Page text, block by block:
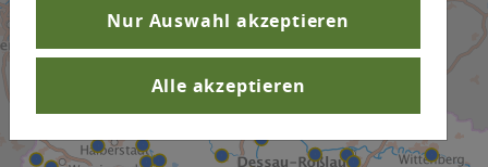
Nur Auswahl akzeptieren
Alle akzeptieren